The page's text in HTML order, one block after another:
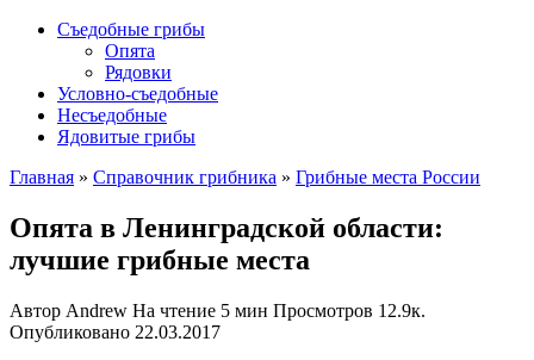
Съедобные грибы
Опята
Рядовки
Условно-съедобные
Несъедобные
Ядовитые грибы
Главная » Справочник грибника » Грибные места России
Опята в Ленинградской области:
лучшие грибные места
Автор Andrew На чтение 5 мин Просмотров 12.9к.
Опубликовано 22.03.2017